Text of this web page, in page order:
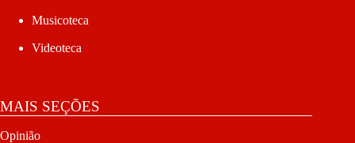
Musicoteca
Videoteca
MAIS SEÇÕES
Opinião